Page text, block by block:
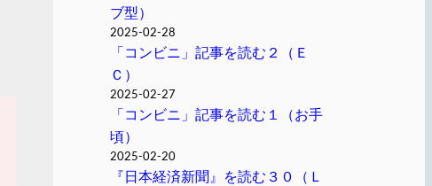
ブ型）
2025-02-28
「コンビニ」記事を読む２（Ｅ
Ｃ）
2025-02-27
「コンビニ」記事を読む１（お手
頃）
2025-02-20
『日本経済新聞』を読む３０（Ｌ